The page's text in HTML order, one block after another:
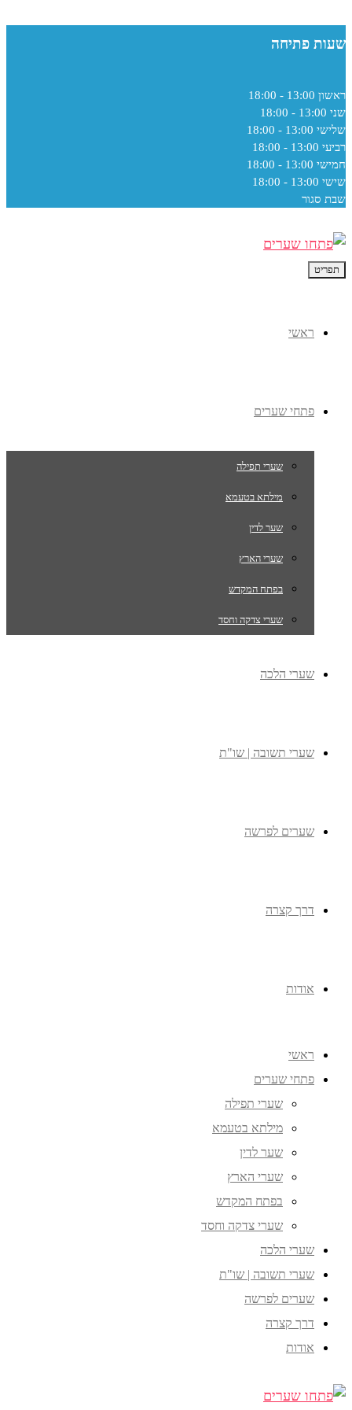
שעות פתיחה
ראשון 13:00 - 18:00
שני 13:00 - 18:00
שלישי 13:00 - 18:00
רביעי 13:00 - 18:00
חמישי 13:00 - 18:00
שישי 13:00 - 18:00
שבת סגור
תפריט
ראשי
פתחי שערים
שערי תפילה
מילתא בטעמא
שער לדין
שערי הארץ
בפתח המקדש
שערי צדקה וחסד
שערי הלכה
שערי תשובה | שו"ת
שערים לפרשה
דרך קצרה
אודות
ראשי
פתחי שערים
שערי תפילה
מילתא בטעמא
שער לדין
שערי הארץ
בפתח המקדש
שערי צדקה וחסד
שערי הלכה
שערי תשובה | שו"ת
שערים לפרשה
דרך קצרה
אודות